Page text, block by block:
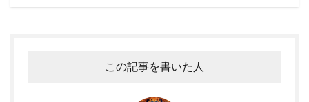
この記事を書いた人